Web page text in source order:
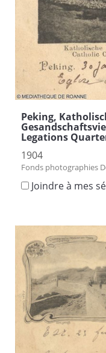
Peking,
Legations
1904
Fonds photographies
Joindre à mes